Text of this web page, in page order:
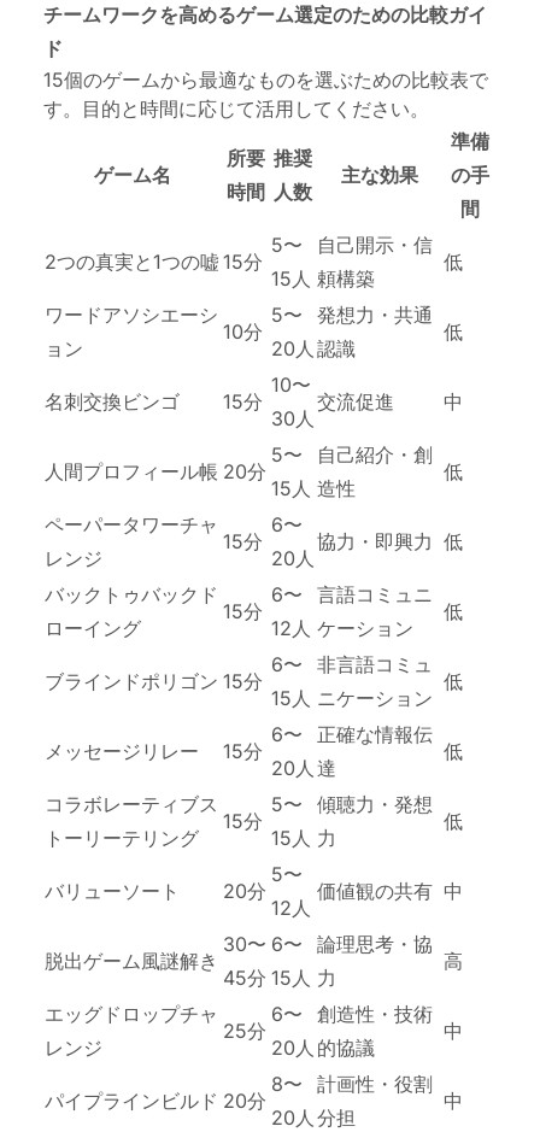
チームワークを高めるゲーム選定のための比較ガイ
ド
15個のゲームから最適なものを選ぶための比較表で
す。目的と時間に応じて活用してください。
ゲーム名
所要
時間
推奨
人数
主な効果
準備
の手
間
2つの真実と1つの嘘 15分
5〜
15人
自己開示・信
頼構築
低
ワードアソシエーシ
ョン
10分
5〜
20人
発想力・共通
認識
低
名刺交換ビンゴ 15分
10〜
30人
交流促進 中
人間プロフィール帳 20分
5〜
15人
自己紹介・創
造性
低
ペーパータワーチャ
レンジ
15分
6〜
20人
協力・即興力 低
バックトゥバックド
ローイング
15分
6〜
12人
言語コミュニ
ケーション
低
ブラインドポリゴン 15分
6〜
15人
非言語コミュ
ニケーション
低
メッセージリレー 15分
6〜
20人
正確な情報伝
達
低
コラボレーティブス
トーリーテリング
15分
5〜
15人
傾聴力・発想
力
低
バリューソート 20分
5〜
12人
価値観の共有 中
脱出ゲーム風謎解き
30〜
45分
6〜
15人
論理思考・協
力
高
エッグドロップチャ
レンジ
25分
6〜
20人
創造性・技術
的協議
中
パイプラインビルド 20分
8〜
20人
計画性・役割
分担
中